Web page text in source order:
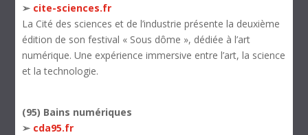
➢ cite-sciences.fr
La Cité des sciences et de l’industrie présente la deuxième
édition de son festival « Sous dôme », dédiée à l’art
numérique. Une expérience immersive entre l’art, la science
et la technologie.
(95) Bains numériques
➢ cda95.fr